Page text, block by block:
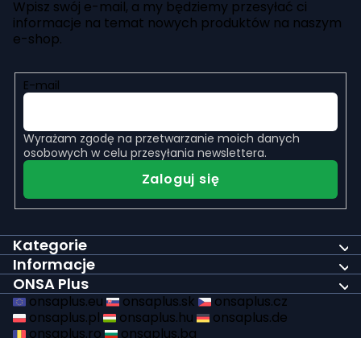
Wpisz swój e-mail, a my będziemy przesyłać ci
informacje na temat nowych produktów na naszym
e-shop.
E-mail
Wyrażam zgodę na przetwarzanie moich danych
osobowych w celu przesyłania newslettera.
Zaloguj się
Kategorie
Informacje
ONSA Plus
onsaplus.eu onsaplus.sk
onsaplus.cz
onsaplus.pl
onsaplus.hu
onsaplus.de
onsaplus.ro
onsaplus.bg